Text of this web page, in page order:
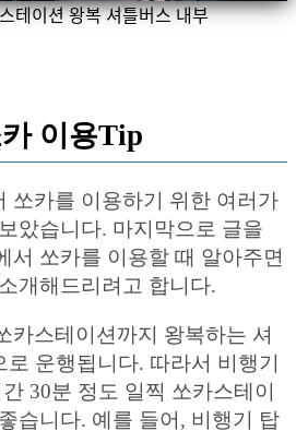
왕복 셔틀버스 내부
이용Tip
쏘카를 이용하기 위한 여러가
았습니다. 마지막으로 글을
서 쏘카를 이용할 때 알아주면
개해드리려고 합니다.
카스테이션까지 왕복하는 셔
운행됩니다. 따라서 비행기
30분 정도 일찍 쏘카스테이
습니다. 예를 들어, 비행기 탑